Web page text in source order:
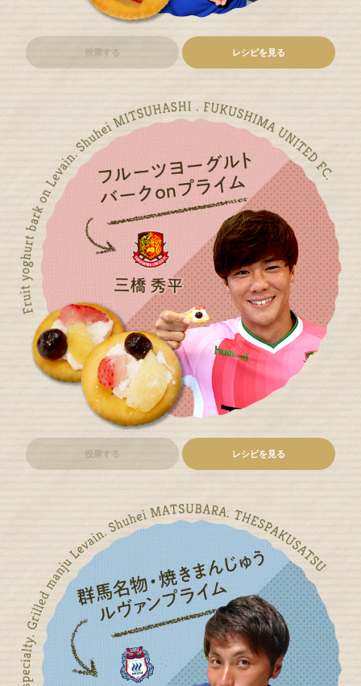
投票する レシピを見る
投票する レシピを見る